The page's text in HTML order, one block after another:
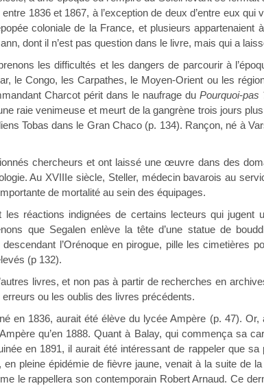
1836 et 1867, à l’exception de deux d’entre eux
coloniale de la France, et plusieurs
dont il n’est pas question dans le livre, mais qui a
les difficultés et les dangers de parcourir à
le Congo, les Carpathes, le Moyen-Orient ou les
Charcot périt dans le naufrage duPourquoi-pas
raie venimeuse et meurt de la gangrène trois jours
Tobas dans le Gran Chaco (p. 134). Rançon, né à
chercheurs et ont laissé une œuvre dans des
Au XVIIIe siècle, Steller, médecin bavarois au
de mortalité au sein des équipages.
les réactions indignées de certains lecteurs qui jugent
que Segalen enlève la tête d’une statue de
descendant l’Orénoque en pirogue, pille les cimetières
(p 132).
livres, et non pas à partir de recherches en
ou les oublis des livres précédents.
en 1836, aurait été élève du lycée Ampère (p. 47).
qu’en 1888. Quant à Balay, qui commença sa
en 1891, il aurait été intéressant de rappeler que
en pleine épidémie de fièvre jaune, venait à la suite de
le rappellera son contemporain Robert Arnaud. Ce